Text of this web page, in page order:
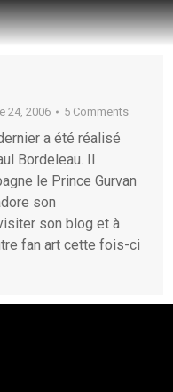
24, 2006 5 Comments
a été réalisé
Bordeleau. Il
le Prince Gurvan
son
son blog et à
fan art cette fois-ci